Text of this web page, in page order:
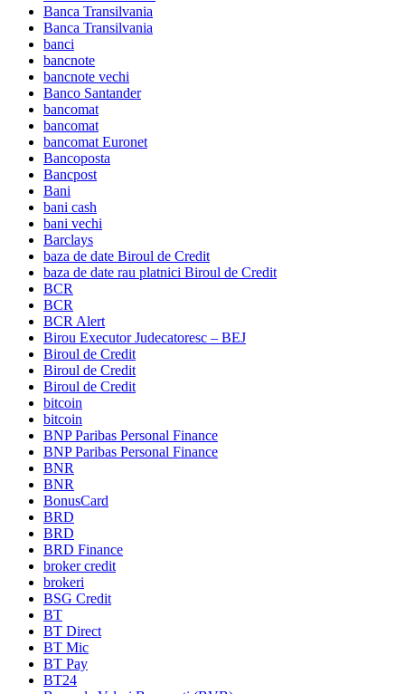
Banca Transilvania
Banca Transilvania
banci
bancnote
bancnote vechi
Banco Santander
bancomat
bancomat
bancomat Euronet
Bancoposta
Bancpost
Bani
bani cash
bani vechi
Barclays
baza de date Biroul de Credit
baza de date rau platnici Biroul de Credit
BCR
BCR
BCR Alert
Birou Executor Judecatoresc – BEJ
Biroul de Credit
Biroul de Credit
Biroul de Credit
bitcoin
bitcoin
BNP Paribas Personal Finance
BNP Paribas Personal Finance
BNR
BNR
BonusCard
BRD
BRD
BRD Finance
broker credit
brokeri
BSG Credit
BT
BT Direct
BT Mic
BT Pay
BT24